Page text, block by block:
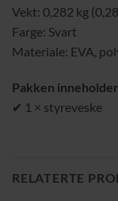
Vekt: 0,282 kg
Farge: Svart
Materiale: EVA,
Pakken inneholder
✔ 1 × styreveske
RELATERTE